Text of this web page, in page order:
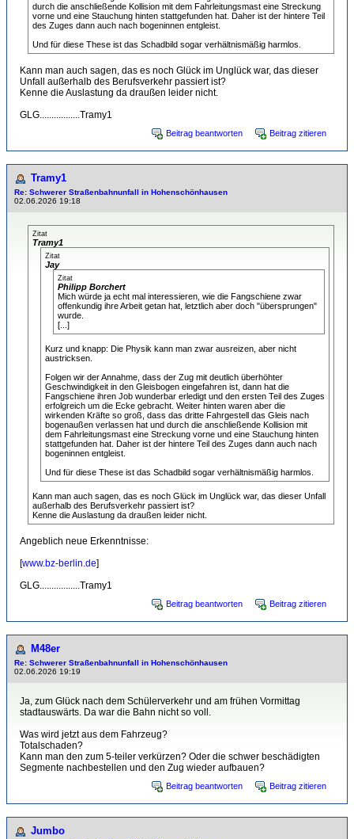
durch die anschließende Kollision mit dem Fahrleitungsmast eine Streckung
vorne und eine Stauchung hinten stattgefunden hat. Daher ist der hintere Teil
des Zuges dann auch nach bogeninnen entgleist.
Und für diese These ist das Schadbild sogar verhältnismäßig harmlos.
Kann man auch sagen, das es noch Glück im Unglück war, das dieser
Unfall außerhalb des Berufsverkehr passiert ist?
Kenne die Auslastung da draußen leider nicht.
GLG.................Tramy1
Beitrag beantworten Beitrag zitieren
Tramy1
Re: Schwerer Straßenbahnunfall in Hohenschönhausen
02.06.2026 19:18
Zitat
Tramy1
Zitat
Jay
Zitat
Philipp Borchert
Mich würde ja echt mal interessieren, wie die Fangschiene zwar
offenkundig ihre Arbeit getan hat, letztlich aber doch "übersprungen"
wurde.
[...]
Kurz und knapp: Die Physik kann man zwar ausreizen, aber nicht
austricksen.
Folgen wir der Annahme, dass der Zug mit deutlich überhöhter
Geschwindigkeit in den Gleisbogen eingefahren ist, dann hat die
Fangschiene ihren Job wunderbar erledigt und den ersten Teil des Zuges
erfolgreich um die Ecke gebracht. Weiter hinten waren aber die
wirkenden Kräfte so groß, dass das dritte Fahrgestell das Gleis nach
bogenaußen verlassen hat und durch die anschließende Kollision mit
dem Fahrleitungsmast eine Streckung vorne und eine Stauchung hinten
stattgefunden hat. Daher ist der hintere Teil des Zuges dann auch nach
bogeninnen entgleist.
Und für diese These ist das Schadbild sogar verhältnismäßig harmlos.
Kann man auch sagen, das es noch Glück im Unglück war, das dieser Unfall
außerhalb des Berufsverkehr passiert ist?
Kenne die Auslastung da draußen leider nicht.
Angeblich neue Erkenntnisse:
[www.bz-berlin.de]
GLG.................Tramy1
Beitrag beantworten Beitrag zitieren
M48er
Re: Schwerer Straßenbahnunfall in Hohenschönhausen
02.06.2026 19:19
Ja, zum Glück nach dem Schülerverkehr und am frühen Vormittag
stadtauswärts. Da war die Bahn nicht so voll.
Was wird jetzt aus dem Fahrzeug?
Totalschaden?
Kann man den zum 5-teiler verkürzen? Oder die schwer beschädigten
Segmente nachbestellen und den Zug wieder aufbauen?
Beitrag beantworten Beitrag zitieren
Jumbo